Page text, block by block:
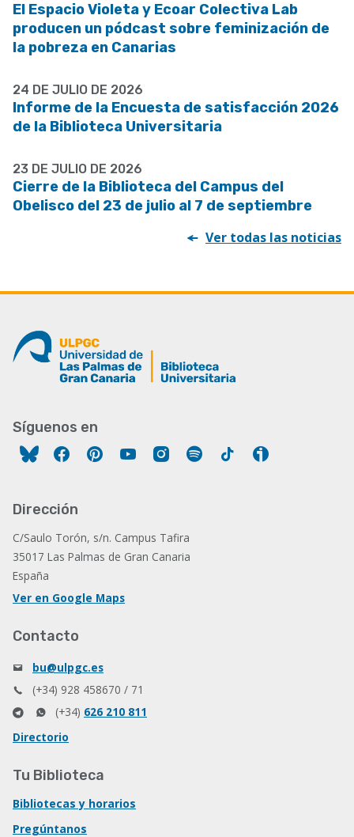
El Espacio Violeta y Ecoar Colectiva Lab
producen un pódcast sobre feminización de
la pobreza en Canarias
24 DE JULIO DE 2026
Informe de la Encuesta de satisfacción 2026
de la Biblioteca Universitaria
23 DE JULIO DE 2026
Cierre de la Biblioteca del Campus del
Obelisco del 23 de julio al 7 de septiembre
Ver todas las noticias
Síguenos en
FacebookPinterestYouTubeInstagram
Spotify Tiktok
Dirección
C/Saulo Torón, s/n. Campus Tafira
35017 Las Palmas de Gran Canaria
España
Ver en Google Maps
Contacto
bu@ulpgc.es
(+34) 928 458670 / 71
(+34) 626 210 811
Directorio
Tu Biblioteca
Bibliotecas y horarios
Pregúntanos